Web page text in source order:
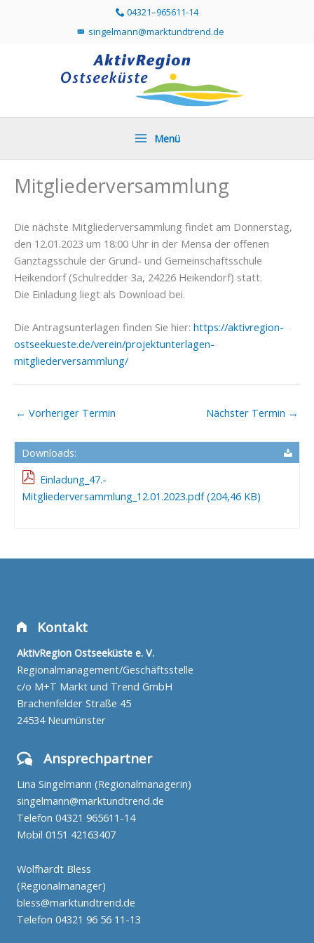
Telefonummer 04321 96561114 direkt
04321–965611-14
Mailprogramm öffnen und Mail an
singelmann@marktundtrend.de
Menü
Mitgliederversammlung
Die nächste Mitgliederversammlung findet am Donnerstag,
den 12.01.2023 um 18:00 Uhr in der Mensa der offenen
Ganztagsschule der Grund- und Gemeinschaftsschule
Heikendorf (Schulredder 3a, 24226 Heikendorf) statt.
Die Einladung liegt als Download bei.
Die Antragsunterlagen finden Sie hier: https://aktivregion-
ostseekueste.de/verein/projektunterlagen-
mitgliederversammlung/
← Vorheriger Termin Nächster Termin →
Downloads:
Einladung_47.-
Mitgliederversammlung_12.01.2023.pdf (204,46 KB)
Kontakt
AktivRegion Ostseeküste e. V.
Regionalmanagement/Geschäftsstelle
c/o M+T Markt und Trend GmbH
Brachenfelder Straße 45
24534 Neumünster
Ansprechpartner
Lina Singelmann (Regionalmanagerin)
singelmann@marktundtrend.de
Telefon 04321 965611-14
Mobil 0151 42163407
Wolfhardt Bless
(Regionalmanager)
bless@marktundtrend.de
Telefon 04321 96 56 11-13